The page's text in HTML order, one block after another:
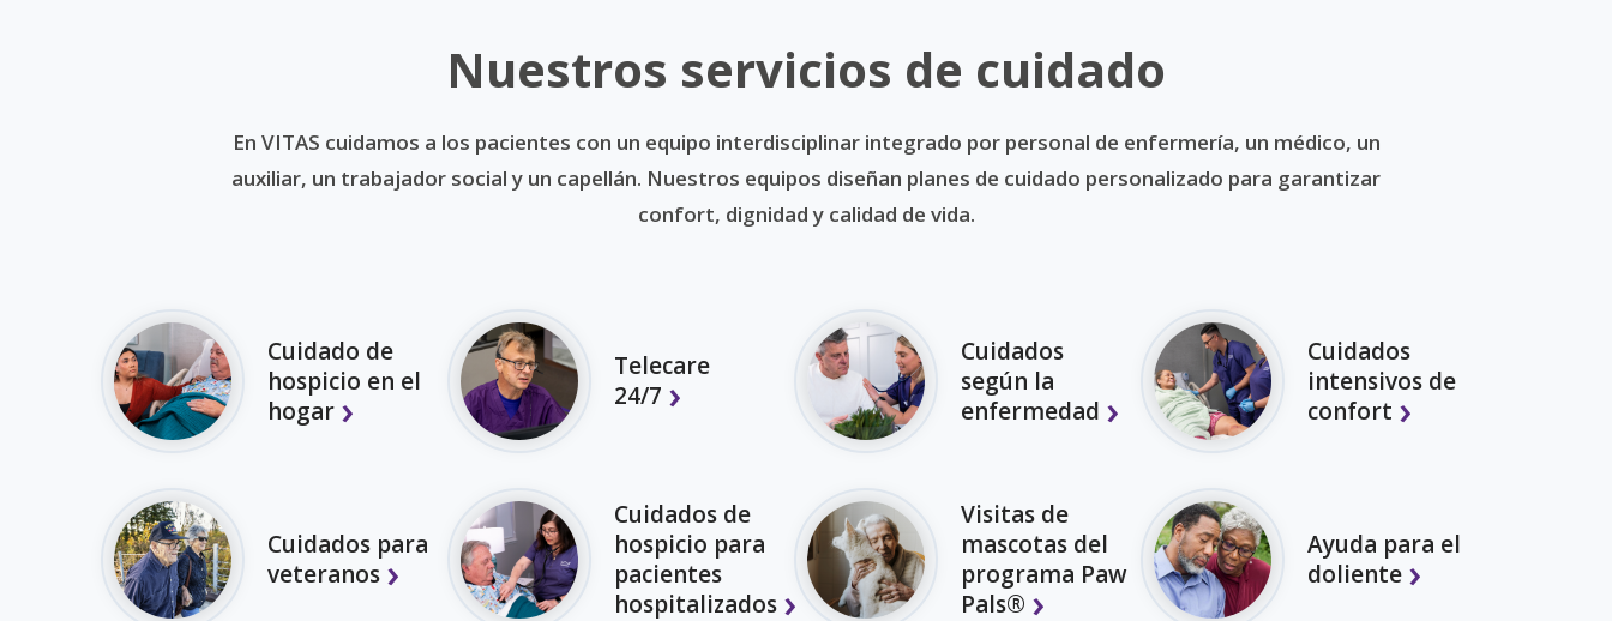
Nuestros servicios de cuidado
En VITAS cuidamos a los pacientes con un equipo interdisciplinar integrado por personal de enfermería, un médico, un
auxiliar, un trabajador social y un capellán. Nuestros equipos diseñan planes de cuidado personalizado para garantizar
confort, dignidad y calidad de vida.
Cuidado de
hospicio en el
hogar
Telecare
24/7
Cuidados
según la
enfermedad
Cuidados
intensivos de
confort
Cuidados para
veteranos
Cuidados de
hospicio para
pacientes
hospitalizados
Visitas de
mascotas del
programa Paw
Pals®
Ayuda para el
doliente